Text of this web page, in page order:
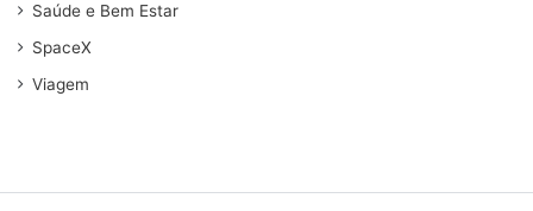
Saúde e Bem Estar
SpaceX
Viagem